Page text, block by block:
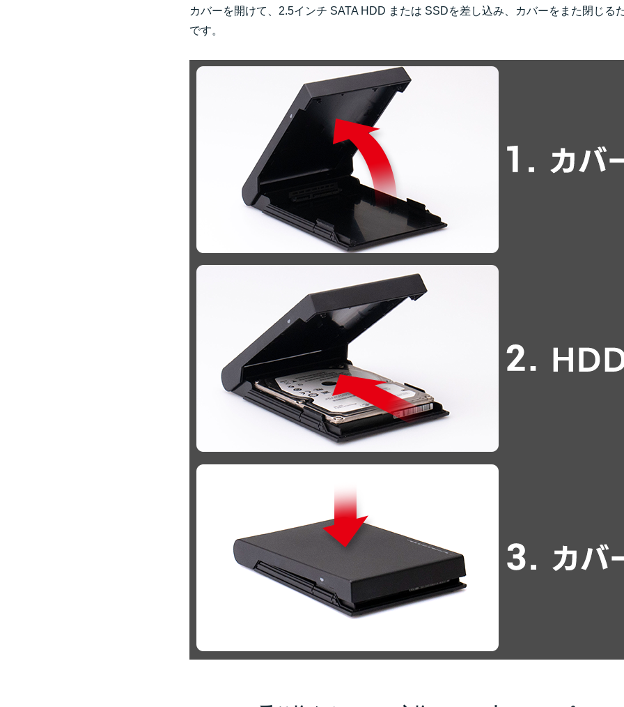
カバーを開けて、2.5インチ SATA HDD または SSDを差し込み、カバーをまた閉じ
です。